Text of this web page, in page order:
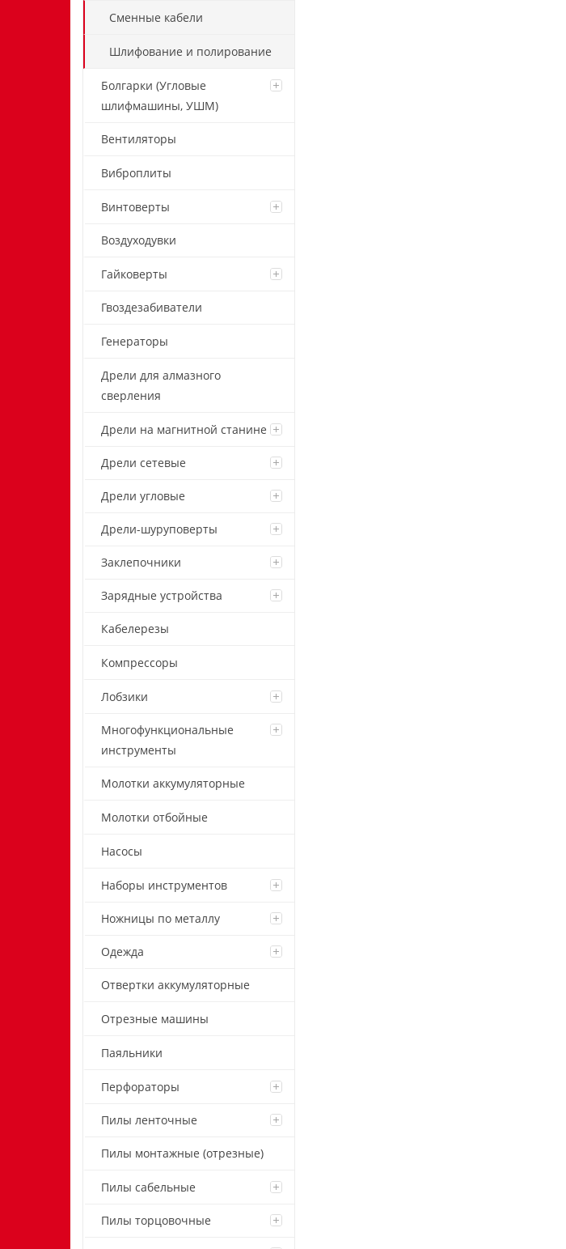
Сменные кабели
Шлифование и полирование
Болгарки (Угловые
шлифмашины, УШМ)
Вентиляторы
Виброплиты
Винтоверты
Воздуходувки
Гайковерты
Гвоздезабиватели
Генераторы
Дрели для алмазного
сверления
Дрели на магнитной станине
Дрели сетевые
Дрели угловые
Дрели-шуруповерты
Заклепочники
Зарядные устройства
Кабелерезы
Компрессоры
Лобзики
Многофункциональные
инструменты
Молотки аккумуляторные
Молотки отбойные
Насосы
Наборы инструментов
Ножницы по металлу
Одежда
Отвертки аккумуляторные
Отрезные машины
Паяльники
Перфораторы
Пилы ленточные
Пилы монтажные (отрезные)
Пилы сабельные
Пилы торцовочные